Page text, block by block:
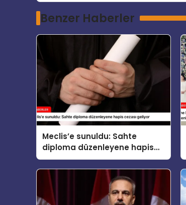
Benzer Haberler
Meclis’e sunuldu: Sahte
diploma düzenleyene hapis
cezası geliyor